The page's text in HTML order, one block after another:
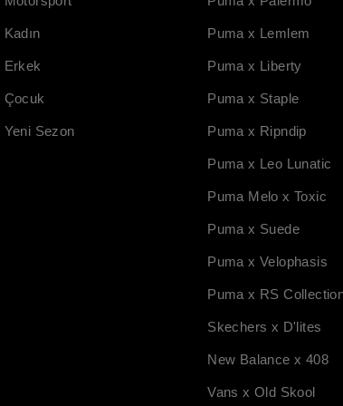
Kadın
Erkek
Çocuk
Yeni Sezon
Puma x Lemlem
Puma x Liberty
Puma x Staple
Puma x Ripndip
Puma x Leo Lunatic
Puma Melo x Toxic
Puma x Suede
Puma x Velophasis
Puma x RS
Skechers x D'lites
New Balance x 408
Vans x Old Skool